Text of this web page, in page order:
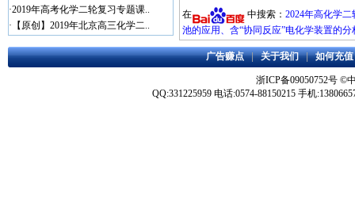
·2019年高考化学二轮复习专题课..
· 【原创】2019年北京高三化学二..
在
中搜索： 2024年高化学
池的应用、含“协同反应”电化学装置的
广告赚点|关于我们|如何充值
浙ICP备09050752号 ©
QQ:331225959 电话:0574-88150215 手机